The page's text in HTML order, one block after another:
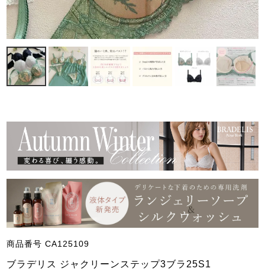
商品番号 CA125109
ブラデリス ジャクリーンステップ3ブラ25S1